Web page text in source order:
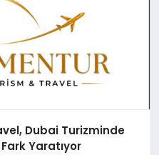
Dubai Turizminde
Yaratıyor